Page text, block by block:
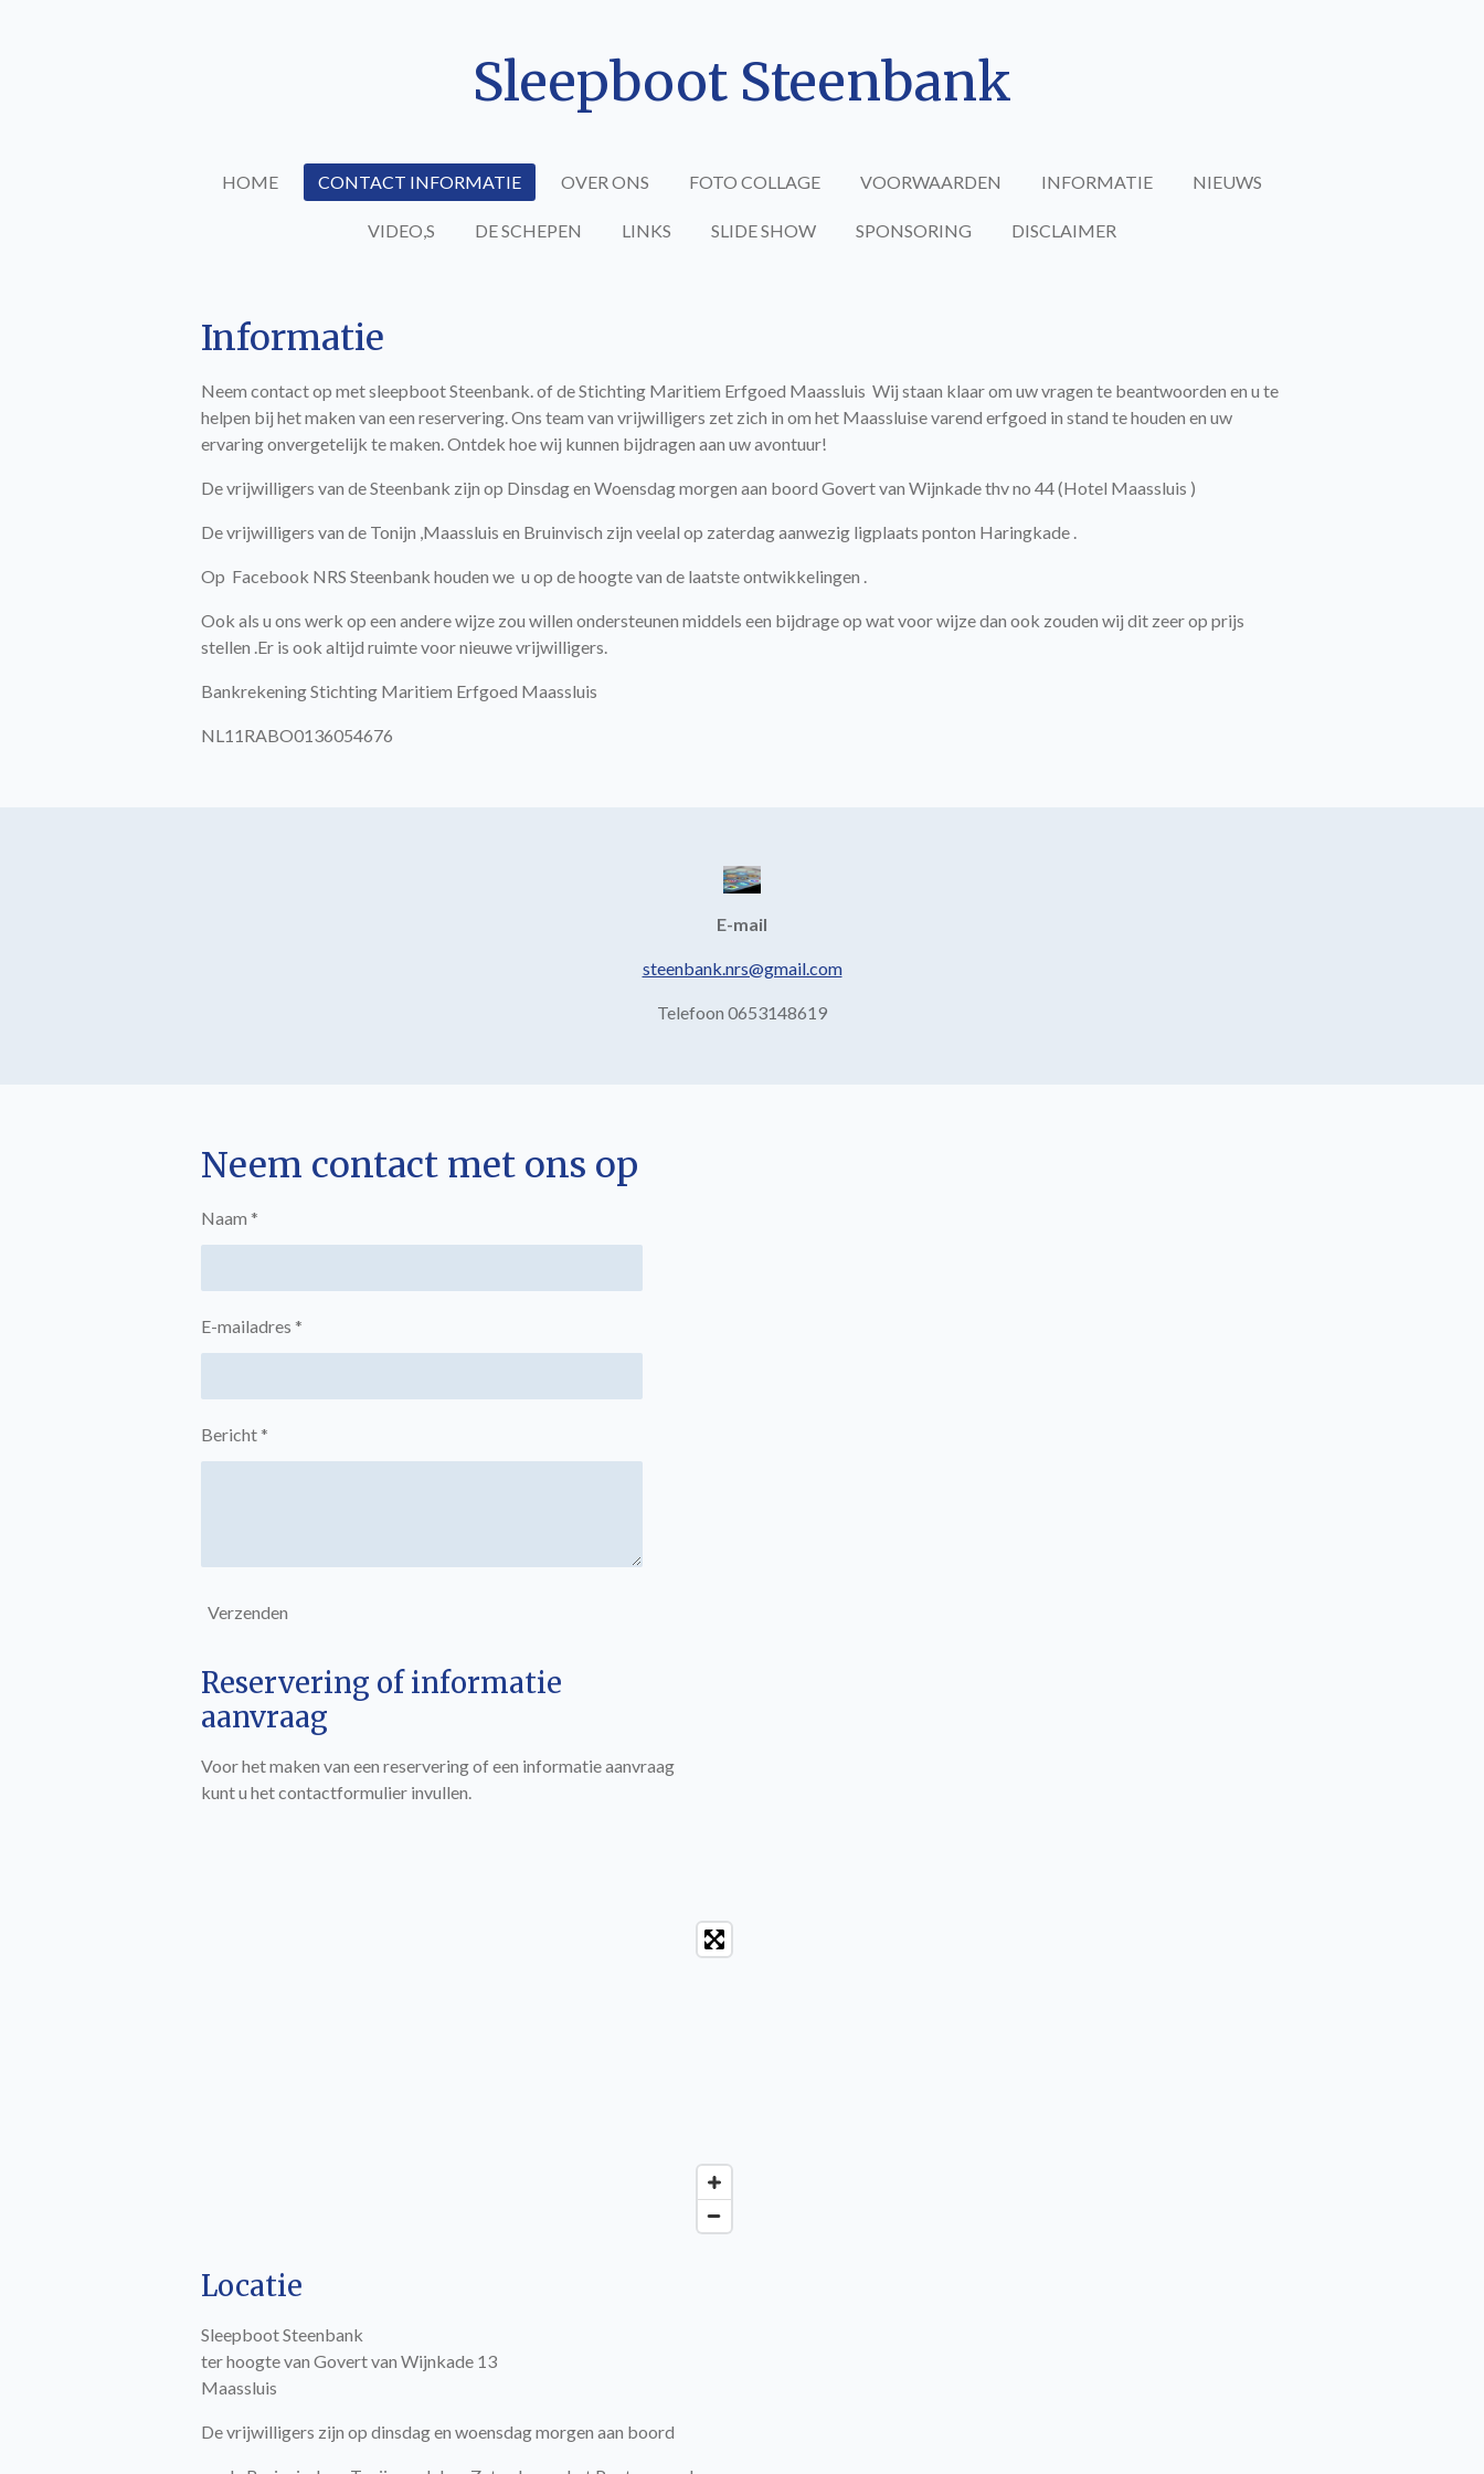
Sleepboot Steenbank
HOME CONTACT INFORMATIE OVER ONS FOTO COLLAGE VOORWAARDEN INFORMATIE NIEUWS
VIDEO,S DE SCHEPEN LINKS SLIDE SHOW SPONSORING DISCLAIMER
Informatie
Neem contact op met sleepboot Steenbank. of de Stichting Maritiem Erfgoed Maassluis Wij staan klaar om uw vragen te beantwoorden en u te
helpen bij het maken van een reservering. Ons team van vrijwilligers zet zich in om het Maassluise varend erfgoed in stand te houden en uw
ervaring onvergetelijk te maken. Ontdek hoe wij kunnen bijdragen aan uw avontuur!
De vrijwilligers van de Steenbank zijn op Dinsdag en Woensdag morgen aan boord Govert van Wijnkade thv no 44 (Hotel Maassluis )
De vrijwilligers van de Tonijn ,Maassluis en Bruinvisch zijn veelal op zaterdag aanwezig ligplaats ponton Haringkade .
Op Facebook NRS Steenbank houden we u op de hoogte van de laatste ontwikkelingen .
Ook als u ons werk op een andere wijze zou willen ondersteunen middels een bijdrage op wat voor wijze dan ook zouden wij dit zeer op prijs
stellen .Er is ook altijd ruimte voor nieuwe vrijwilligers.
Bankrekening Stichting Maritiem Erfgoed Maassluis
NL11RABO0136054676
E-mail
steenbank.nrs@gmail.com
Telefoon 0653148619
Neem contact met ons op
Naam *
E-mailadres *
Bericht *
Verzenden
Reservering of informatie
aanvraag
Voor het maken van een reservering of een informatie aanvraag
kunt u het contactformulier invullen.
Locatie
Sleepboot Steenbank
ter hoogte van Govert van Wijnkade 13
Maassluis
De vrijwilligers zijn op dinsdag en woensdag morgen aan boord